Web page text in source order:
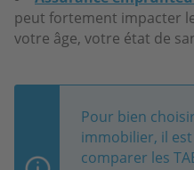
peut fortement impacter
votre âge, votre état de
Pour bien
immobilier, il
comparer les